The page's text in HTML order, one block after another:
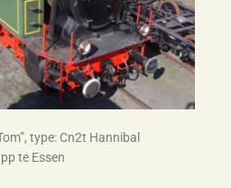
type: Cn2t Hannibal
te Essen